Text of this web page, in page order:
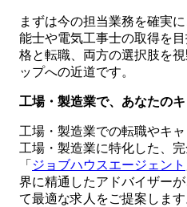
まずは今の担当業務を確実
能士や電気工事士の取得を
格と転職、両方の選択肢を
ップへの近道です。
工場・製造業で、あなたの
工場・製造業での転職やキ
工場・製造業に特化した、
「 ジョブハウスエージェント
界に精通したアドバイザー
て最適な求人をご提案します